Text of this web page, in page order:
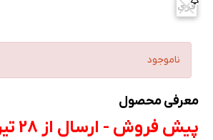
فری
ناموجود
معرفی محصول
پیش فروش - ارسال از 28 تیر